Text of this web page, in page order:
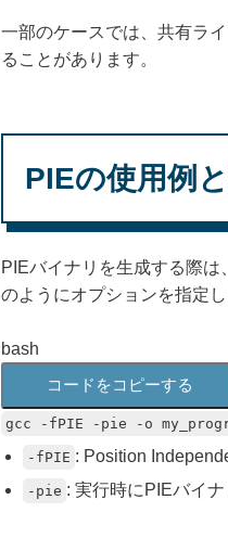
一部のケースでは、共有ラ
ることがあります。
PIEの使用例
PIEバイナリを生成する際
のようにオプションを指定し
bash
コードをコピーする
gcc -fPIE -pie -o
-fPIE : Position
-pie : 実行時にPIEバイ